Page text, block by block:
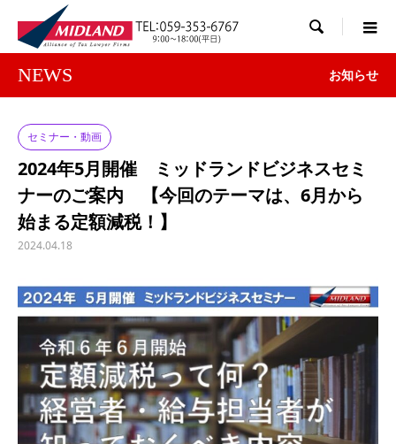

NEWS お知らせ
セミナー・動画
2024年5月開催 ミッドランドビジネスセミ
ナーのご案内 【今回のテーマは、6月から
始まる定額減税！】
2024.04.18